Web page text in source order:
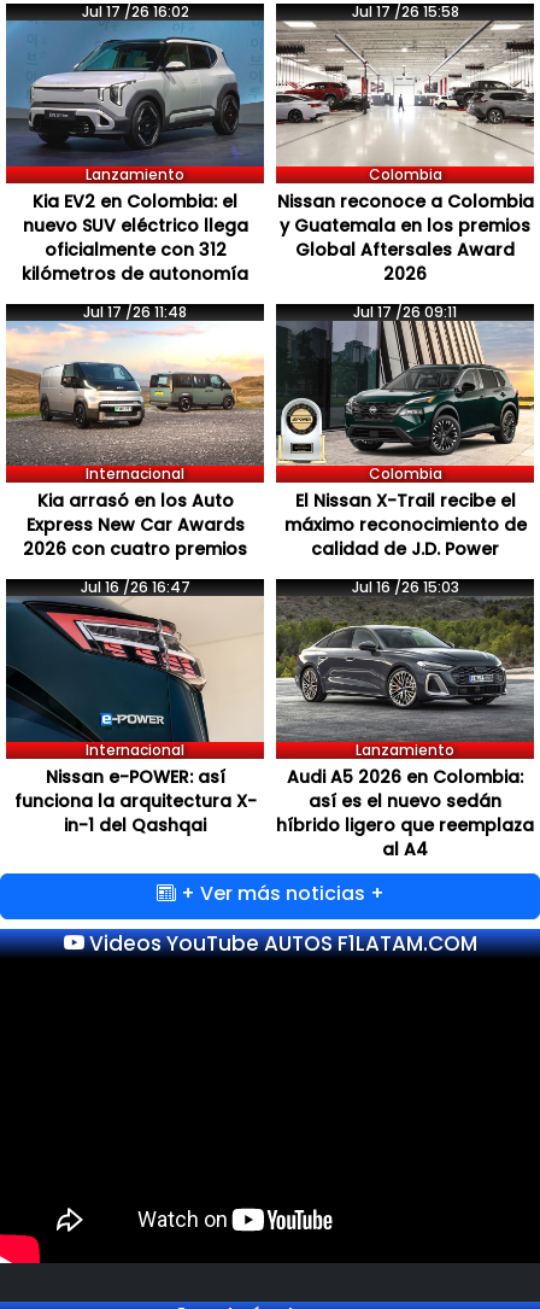
Jul 17 /26 16:02
Lanzamiento
Kia EV2 en Colombia: el
nuevo SUV eléctrico llega
oficialmente con 312
kilómetros de autonomía
Jul 17 /26 15:58
Colombia
Nissan reconoce a Colombia
y Guatemala en los premios
Global Aftersales Award
2026
Jul 17 /26 11:48
Internacional
Kia arrasó en los Auto
Express New Car Awards
2026 con cuatro premios
Jul 17 /26 09:11
Colombia
El Nissan X-Trail recibe el
máximo reconocimiento de
calidad de J.D. Power
Jul 16 /26 16:47
Internacional
Nissan e-POWER: así
funciona la arquitectura X-
in-1 del Qashqai
Jul 16 /26 15:03
Lanzamiento
Audi A5 2026 en Colombia:
así es el nuevo sedán
híbrido ligero que reemplaza
al A4
+ Ver más noticias +
Videos YouTube AUTOS F1LATAM.COM